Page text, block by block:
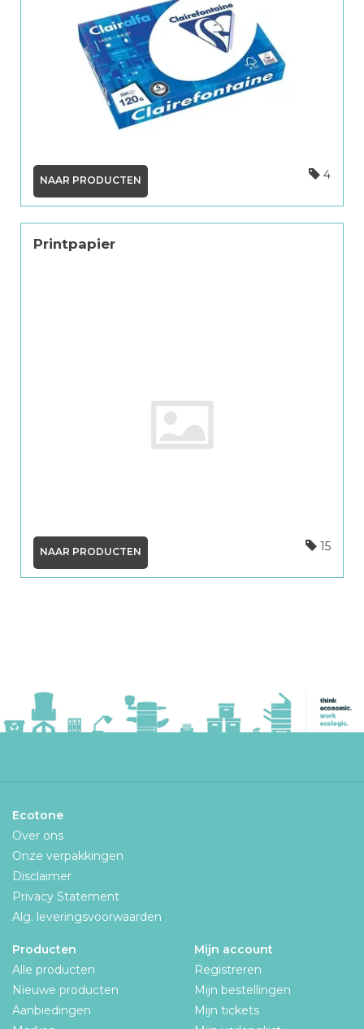
NAAR PRODUCTEN 4
Printpapier
NAAR PRODUCTEN 15
Ecotone
Over ons
Onze verpakkingen
Disclaimer
Privacy Statement
Alg. leveringsvoorwaarden
Producten
Alle producten
Nieuwe producten
Aanbiedingen
Mijn account
Registreren
Mijn bestellingen
Mijn tickets